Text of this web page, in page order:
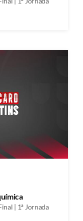
| 1ª Jornada